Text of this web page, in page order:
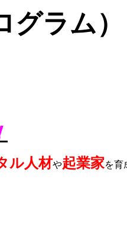
ラム）
ル人材や起業家を育